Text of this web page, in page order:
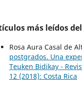
más leídos
Rosa Aura Casal de
postgrados. Una
Teuken Bidikay -
12 (2018): Costa Rica